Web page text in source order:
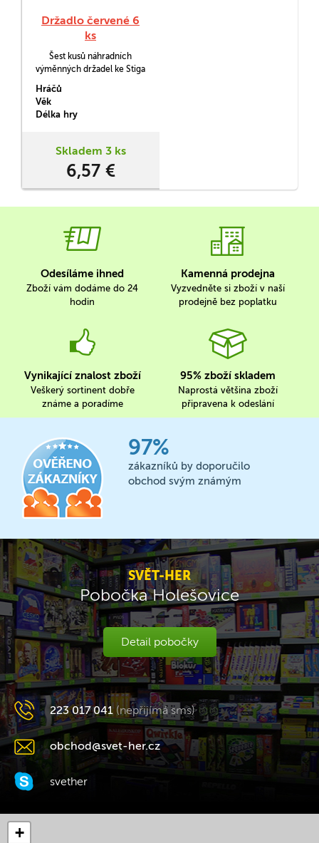
Držadlo červené 6
ks
Šest kusů náhradních
výměnných držadel ke Stiga
Hráčů
Věk
Délka hry
Skladem 3 ks
6,57 €
Odesíláme ihned
Zboží vám dodáme do 24
hodin
Kamenná prodejna
Vyzvedněte si zboží v naší
prodejně bez poplatku
Vynikající znalost zboží
Veškerý sortinent dobře
známe a poradíme
95% zboží skladem
Naprostá většina zboží
připravena k odeslání
97%
zákazníků by doporučilo
obchod svým známým
SVĚT-HER
Pobočka Holešovice
Detail pobočky
223 017 041 (nepřijímá sms)
obchod@svet-her.cz
svether
+